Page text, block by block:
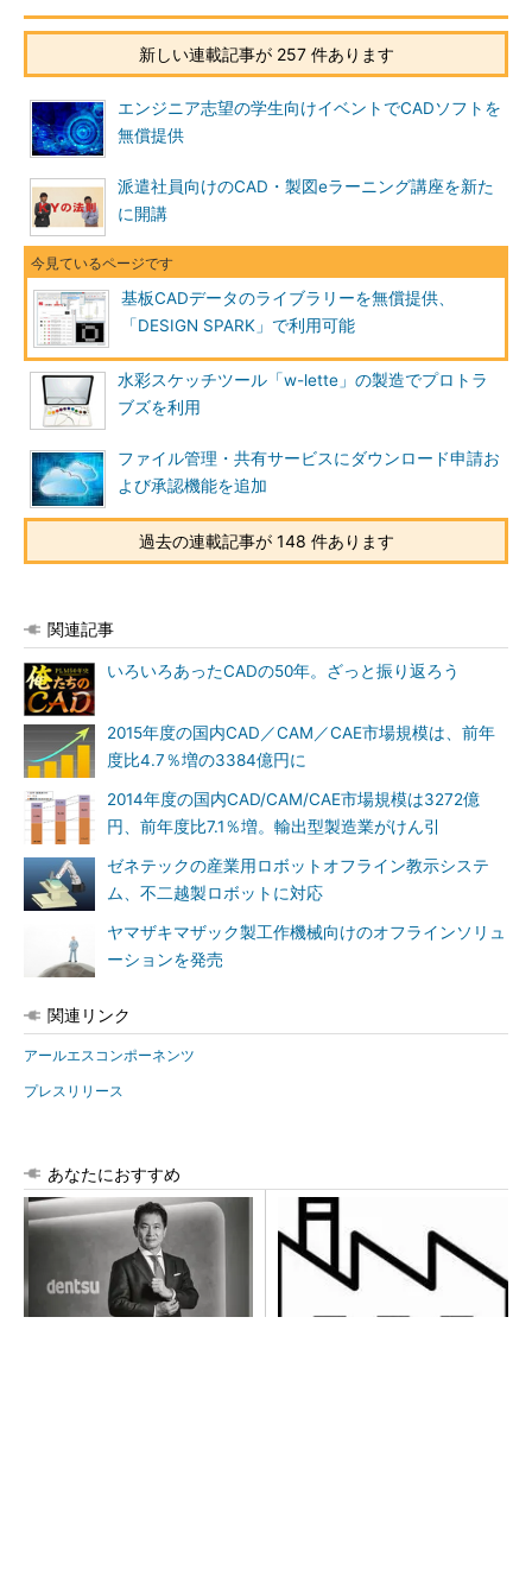
新しい連載記事が 257 件あります
エンジニア志望の学生向けイベントでCADソフトを
無償提供
派遣社員向けのCAD・製図eラーニング講座を新た
に開講
基板CADデータのライブラリーを無償提供、
「DESIGN SPARK」で利用可能
水彩スケッチツール「w-lette」の製造でプロトラ
ブズを利用
ファイル管理・共有サービスにダウンロード申請お
よび承認機能を追加
過去の連載記事が 148 件あります
関連記事
いろいろあったCADの50年。ざっと振り返ろう
2015年度の国内CAD／CAM／CAE市場規模は、前年
度比4.7％増の3384億円に
2014年度の国内CAD/CAM/CAE市場規模は3272億
円、前年度比7.1％増。輸出型製造業がけん引
ゼネテックの産業用ロボットオフライン教示システ
ム、不二越製ロボットに対応
ヤマザキマザック製工作機械向けのオフラインソリュ
ーションを発売
関連リンク
アールエスコンポーネンツ
プレスリリース
あなたにおすすめ